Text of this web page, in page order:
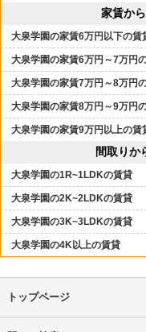
家賃か
大泉学園の家賃6万円以下の賃
大泉学園の家賃6万円～7万円
大泉学園の家賃7万円～8万円
大泉学園の家賃8万円～9万円
大泉学園の家賃9万円以上の賃
間取りか
大泉学園の1R~1LDKの賃貸
大泉学園の2K~2LDKの賃貸
大泉学園の3K~3LDKの賃貸
大泉学園の4K以上の賃貸
トップページ